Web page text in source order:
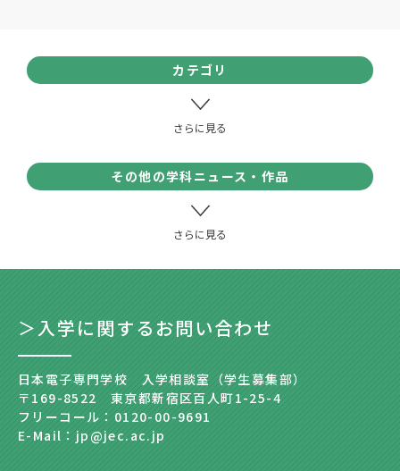
カテゴリ
その他の学科ニュース・作品
＞入学に関するお問い合わせ
日本電子専門学校 入学相談室（学生募集部）
〒169-8522 東京都新宿区百人町1-25-4
フリーコール：0120-00-9691
E-Mail：jp@jec.ac.jp